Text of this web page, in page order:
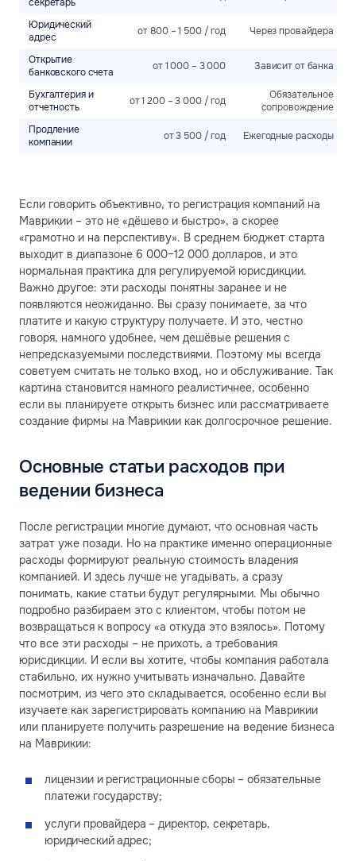
Юридический
адрес
от 800 – 1 500 / год Через провайдера
Открытие
банковского счета
от 1 000 – 3 000 Зависит от банка
Бухгалтерия и
отчетность
от 1 200 – 3 000 / год
Обязательное
сопровождение
Продление
компании
от 3 500 / год Ежегодные расходы
Если говорить объективно, то регистрация компаний на
Маврикии – это не «дёшево и быстро», а скорее
«грамотно и на перспективу». В среднем бюджет старта
выходит в диапазоне 6 000–12 000 долларов, и это
нормальная практика для регулируемой юрисдикции.
Важно другое: эти расходы понятны заранее и не
появляются неожиданно. Вы сразу понимаете, за что
платите и какую структуру получаете. И это, честно
говоря, намного удобнее, чем дешёвые решения с
непредсказуемыми последствиями. Поэтому мы всегда
советуем считать не только вход, но и обслуживание. Так
картина становится намного реалистичнее, особенно
если вы планируете открыть бизнес или рассматриваете
создание фирмы на Маврикии как долгосрочное решение.
Основные статьи расходов при
ведении бизнеса
После регистрации многие думают, что основная часть
затрат уже позади. Но на практике именно операционные
расходы формируют реальную стоимость владения
компанией. И здесь лучше не угадывать, а сразу
понимать, какие статьи будут регулярными. Мы обычно
подробно разбираем это с клиентом, чтобы потом не
возвращаться к вопросу «а откуда это взялось». Потому
что все эти расходы – не прихоть, а требования
юрисдикции. И если вы хотите, чтобы компания работала
стабильно, их нужно учитывать изначально. Давайте
посмотрим, из чего это складывается, особенно если вы
изучаете как зарегистрировать компанию на Маврикии
или планируете получить разрешение на ведение бизнеса
на Маврикии:
лицензии и регистрационные сборы – обязательные
платежи государству;
услуги провайдера – директор, секретарь,
юридический адрес;